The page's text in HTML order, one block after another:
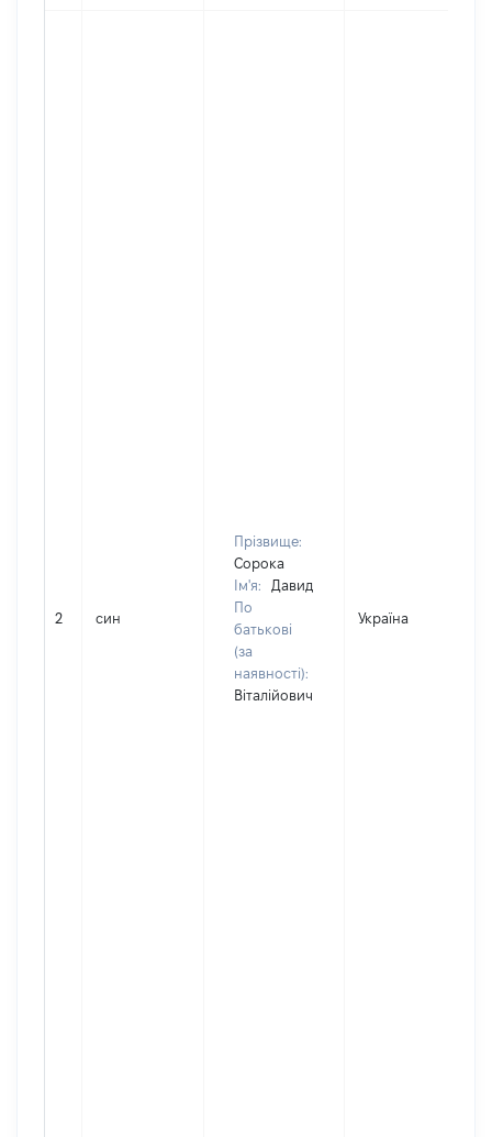
2 син
Прізвище:
Сорока
Ім'я:
Давид
По
батькові
(за
наявності):
Віталійович
Україна